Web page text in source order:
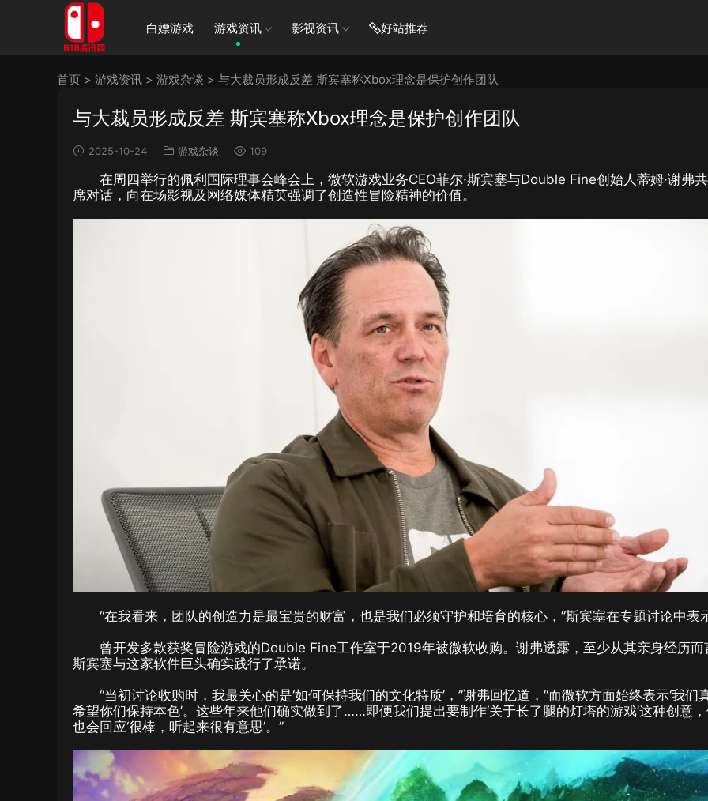
白嫖游戏 游戏资讯 影视资讯 好站推荐
首页 > 游戏资讯 > 游戏杂谈 > 与大裁员形成反差 斯宾塞称Xbox理念是保护创作团队
与大裁员形成反差 斯宾塞称Xbox理念是保护创作团队
2025-10-24 游戏杂谈 109
在周四举行的佩利国际理事会峰会上，微软游戏业务CEO菲尔·斯宾塞与Double Fine创始人蒂姆·谢弗
席对话，向在场影视及网络媒体精英强调了创造性冒险精神的价值。
“在我看来，团队的创造力是最宝贵的财富，也是我们必须守护和培育的核心，”斯宾塞在专题讨论中表
曾开发多款获奖冒险游戏的Double Fine工作室于2019年被微软收购。谢弗透露，至少从其亲身经历而
斯宾塞与这家软件巨头确实践行了承诺。
“当初讨论收购时，我最关心的是‘如何保持我们的文化特质’，”谢弗回忆道，“而微软方面始终表示‘我们
希望你们保持本色’。这些年来他们确实做到了……即便我们提出要制作‘关于长了腿的灯塔的游戏’这种创意
也会回应‘很棒，听起来很有意思’。”